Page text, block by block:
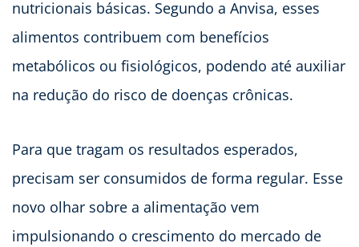
nutricionais básicas. Segundo a Anvisa, esses
alimentos contribuem com benefícios
metabólicos ou fisiológicos, podendo até auxiliar
na redução do risco de doenças crônicas.
Para que tragam os resultados esperados,
precisam ser consumidos de forma regular. Esse
novo olhar sobre a alimentação vem
impulsionando o crescimento do mercado de